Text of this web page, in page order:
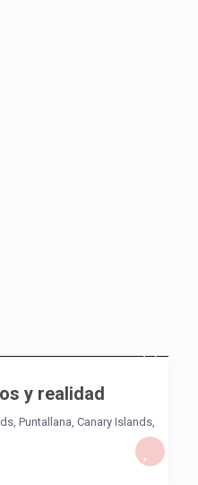
y realidad
, Puntallana, Canary Islands,